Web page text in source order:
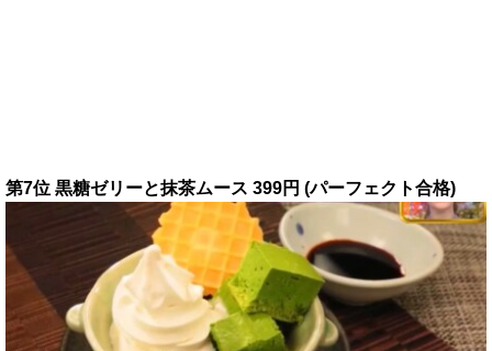
第7位 黒糖ゼリーと抹茶ムース 399円 (パーフェクト合格)